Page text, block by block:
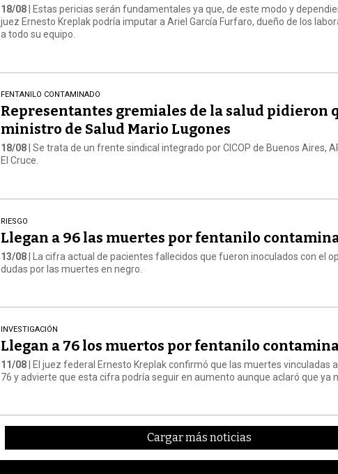
18/08 | Estas pericias serán fundamentales ya que, de este modo y
juez Ernesto Kreplak podría imputar a Ariel García Furfaro, dueño de los
a todo su equipo.
FENTANILO CONTAMINADO
Representantes gremiales de la salud pidieron
ministro de Salud Mario Lugones
18/08 | Se trata de un frente sindical integrado por CICOP de Buenos Aires,
El Cruce.
RIESGO
Llegan a 96 las muertes por fentanilo
13/08| La cifra actual de pacientes fallecidos que fueron inoculados con el
dudas por las muertes en negro.
INVESTIGACIÓN
Llegan a 76 los muertos por fentanilo
11/08| El juez federal Ernesto Kreplak confirmó que las muertes vinculadas
76 y advierte que esta cifra podría seguir en aumento aunque aclaró que ya
Cargar más noticias